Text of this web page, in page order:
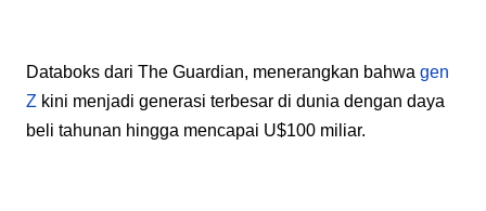
Databoks dari The Guardian, menerangkan bahwa gen
Z kini menjadi generasi terbesar di dunia dengan daya
beli tahunan hingga mencapai U$100 miliar.